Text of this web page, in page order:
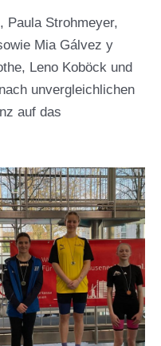
Paula Strohmeyer,
Mia Gálvez y
Leno Koböck und
unvergleichlichen
auf das